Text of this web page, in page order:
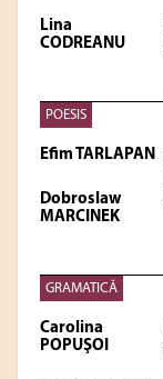
Lina
CODREANU
POESIS
Efim TARLAPAN
Dobroslaw
MARCINEK
GRAMATICĂ
Carolina
POPUŞOI